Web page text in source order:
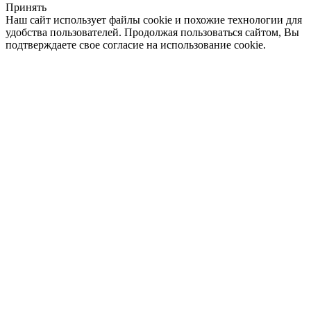
Принять
Наш сайт использует файлы cookie и похожие технологии для
удобства пользователей. Продолжая пользоваться сайтом, Вы
подтверждаете свое согласие на использование cookie.